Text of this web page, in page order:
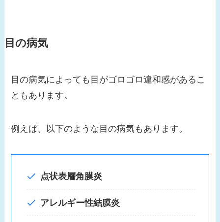
目の病気
目の病気によっても目がゴロゴロ違和感があるこ
ともあります。
例えば、以下のような目の病気もあります。
点状表層角膜炎
アレルギー性結膜炎